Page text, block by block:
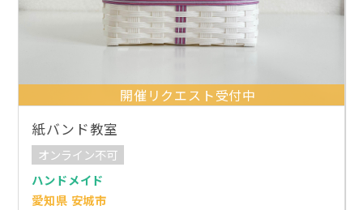
開催リクエスト受付中
紙バンド教室
オンライン不可
ハンドメイド
愛知県 安城市